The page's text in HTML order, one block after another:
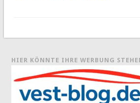
HIER KÖNNTE IHRE WERBUNG